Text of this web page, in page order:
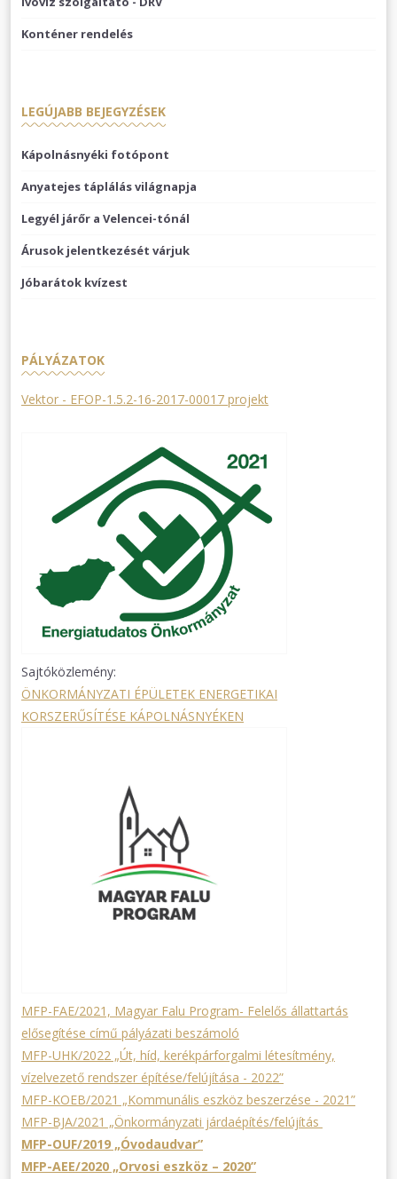
Konténer rendelés
LEGÚJABB BEJEGYZÉSEK
Kápolnásnyéki fotópont
Anyatejes táplálás világnapja
Legyél járőr a Velencei-tónál
Árusok jelentkezését várjuk
Jóbarátok kvízest
PÁLYÁZATOK
Vektor - EFOP-1.5.2-16-2017-00017 projekt
Sajtóközlemény:
ÖNKORMÁNYZATI ÉPÜLETEK ENERGETIKAI
KORSZERŰSÍTÉSE KÁPOLNÁSNYÉKEN
MFP-FAE/2021, Magyar Falu Program- Felelős állattartás
elősegítése című pályázati beszámoló
MFP-UHK/2022 „Út, híd, kerékpárforgalmi létesítmény,
vízelvezető rendszer építése/felújítása - 2022”
MFP-KOEB/2021 „Kommunális eszköz beszerzése - 2021”
MFP-BJA/2021 „Önkormányzati járdaépítés/felújítás
MFP-OUF/2019 „Óvodaudvar”
MFP-AEE/2020 „Orvosi eszköz – 2020”